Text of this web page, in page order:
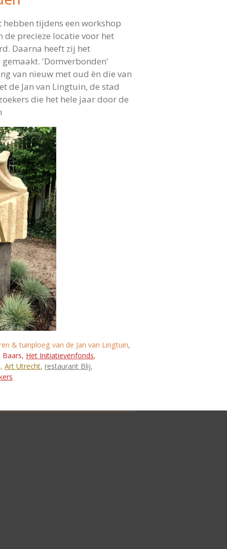
tijdens een workshop
de precieze locatie voor het
Daarna heeft zij het
'Domverbonden'
van nieuw met oud èn die van
de Jan van Lingtuin, de stad
die het hele jaar door de
& tuinploeg van de Jan van Lingtuin,
Baars, Het Initiatievenfonds,
,Art Utrecht,restaurant Blij,